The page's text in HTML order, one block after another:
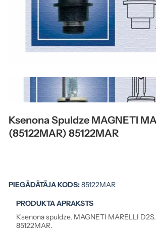
Ksenona Spuldze MAGNETI
(85122MAR) 85122MAR
PIEGĀDĀTĀJA KODS:85122MAR
PRODUKTA APRAKSTS
Ksenona spuldze, MAGNETI MARELLI
85122MAR.